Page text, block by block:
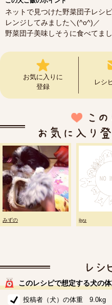
ネットで見つけた野菜団子レシ
レンジしてみました＼(^o^)／
野菜団子美味しそうに食べてま
お気に入りに
登録
レシ
みずの ijyu
このレシピで想定する犬の
投稿者（犬）の体重 9.0kg